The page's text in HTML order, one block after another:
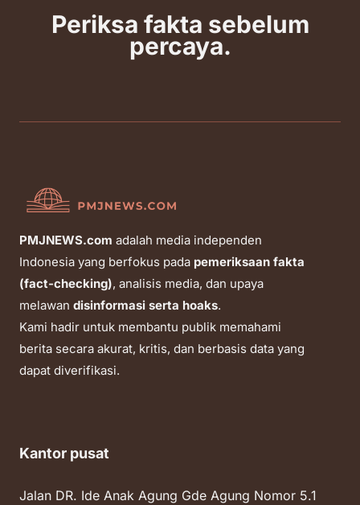
Periksa fakta sebelum
percaya.
PMJNEWS.com adalah media independen
Indonesia yang berfokus pada pemeriksaan fakta
(fact-checking), analisis media, dan upaya
melawan disinformasi serta hoaks.
Kami hadir untuk membantu publik memahami
berita secara akurat, kritis, dan berbasis data yang
dapat diverifikasi.
Kantor pusat
Jalan DR. Ide Anak Agung Gde Agung Nomor 5.1